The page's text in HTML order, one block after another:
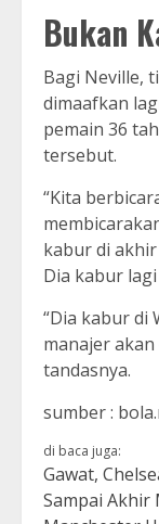
Bukan
Bagi Neville,
dimaafkan
pemain 36
tersebut.
“Kita
kabur di
Dia kabur
“Dia kabur di
manajer akan
tandasnya.
sumber :
di baca juga:
Gawat,
Sampai Akhir